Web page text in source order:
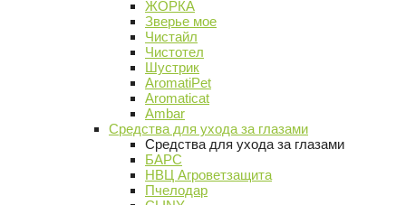
ЖОРКА
Зверье мое
Чистайл
Чистотел
Шустрик
AromatiPet
Aromaticat
Ambar
Средства для ухода за глазами
Средства для ухода за глазами
БАРС
НВЦ Агроветзащита
Пчелодар